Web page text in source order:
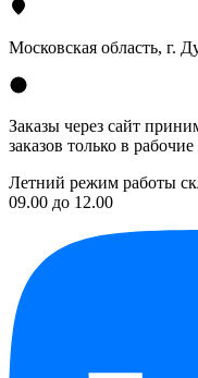
Московская область, г.
Заказы через сайт
заказов только в
Летний режим работы
09.00 до 12.00